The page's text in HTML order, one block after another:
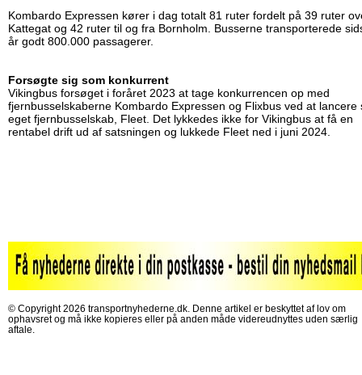
Kombardo Expressen kører i dag totalt 81 ruter fordelt på 39 ruter
Kattegat og 42 ruter til og fra Bornholm. Busserne transporterede
år godt 800.000 passagerer.
Forsøgte sig som konkurrent
Vikingbus forsøget i foråret 2023 at tage konkurrencen op med
fjernbusselskaberne Kombardo Expressen og Flixbus ved at lancere
eget fjernbusselskab, Fleet. Det lykkedes ikke for Vikingbus at få en
rentabel drift ud af satsningen og lukkede Fleet ned i juni 2024.
© Copyright 2026 transportnyhederne.dk. Denne artikel er beskyttet af lov om
ophavsret og må ikke kopieres eller på anden måde videreudnyttes uden særlig
aftale.